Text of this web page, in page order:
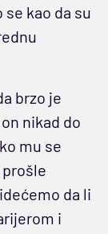
kao da su
brzo je
nikad do
mu se
prošle
da li
i